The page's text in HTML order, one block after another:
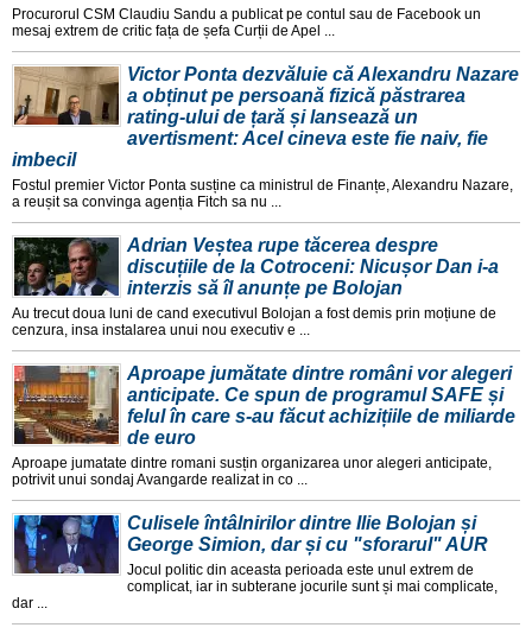
Procurorul CSM Claudiu Sandu a publicat pe contul sau de Facebook un
mesaj extrem de critic fața de șefa Curții de Apel ...
Victor Ponta dezvăluie că Alexandru Nazare
a obținut pe persoană fizică păstrarea
rating-ului de țară și lansează un
avertisment: Acel cineva este fie naiv, fie
imbecil
Fostul premier Victor Ponta susține ca ministrul de Finanțe, Alexandru Nazare,
a reușit sa convinga agenția Fitch sa nu ...
Adrian Veștea rupe tăcerea despre
discuțiile de la Cotroceni: Nicușor Dan i-a
interzis să îl anunțe pe Bolojan
Au trecut doua luni de cand executivul Bolojan a fost demis prin moțiune de
cenzura, insa instalarea unui nou executiv e ...
Aproape jumătate dintre români vor alegeri
anticipate. Ce spun de programul SAFE și
felul în care s-au făcut achizițiile de miliarde
de euro
Aproape jumatate dintre romani susțin organizarea unor alegeri anticipate,
potrivit unui sondaj Avangarde realizat in co ...
Culisele întâlnirilor dintre Ilie Bolojan și
George Simion, dar și cu "sforarul" AUR
Jocul politic din aceasta perioada este unul extrem de
complicat, iar in subterane jocurile sunt și mai complicate,
dar ...